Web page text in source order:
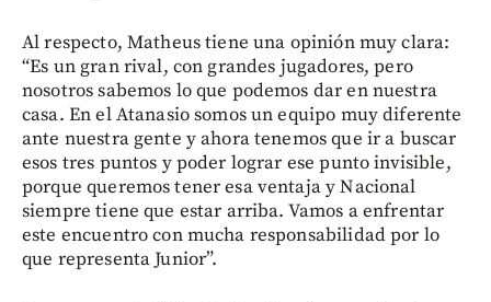
Al respecto, Matheus tiene una opinión muy clara:
“Es un gran rival, con grandes jugadores, pero
nosotros sabemos lo que podemos dar en nuestra
casa. En el Atanasio somos un equipo muy diferente
ante nuestra gente y ahora tenemos que ir a buscar
esos tres puntos y poder lograr ese punto invisible,
porque queremos tener esa ventaja y Nacional
siempre tiene que estar arriba. Vamos a enfrentar
este encuentro con mucha responsabilidad por lo
que representa Junior”.